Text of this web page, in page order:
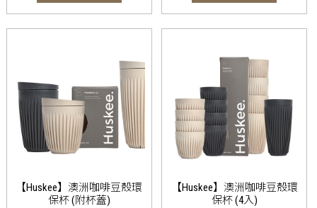
【Huskee】澳洲咖啡豆殼環
保杯 (附杯蓋)
【Huskee】澳洲咖啡豆殼環
保杯 (4入)